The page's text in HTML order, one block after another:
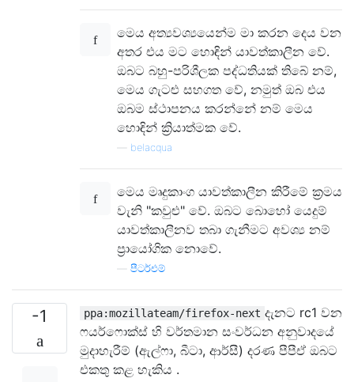
මෙය අත්‍යවශ්‍යයෙන්ම මා කරන දෙය වන
අතර එය මට හොඳින් යාවත්කාලීන වේ.
ඔබට බහු-පරිශීලක පද්ධතියක් තිබේ නම්,
මෙය ගැටළු සහගත වේ, නමුත් ඔබ එය
ඔබම ස්ථාපනය කරන්නේ නම් මෙය
හොඳින් ක්‍රියාත්මක වේ.
belacqua
මෙය මෘදුකාංග යාවත්කාලීන කිරීමේ ක්‍රමය
වැනි "කවුළු" වේ. ඔබට බොහෝ යෙදුම්
යාවත්කාලීනව තබා ගැනීමට අවශ්‍ය නම්
ප්‍රායෝගික නොවේ.
පීටර්එම්
-1 ppa:mozillateam/firefox-next දැනට rc1 වන
ෆයර්ෆොක්ස් හි වර්තමාන සංවර්ධන අනුවාදයේ
මුදාහැරීම් (ඇල්ෆා, බීටා, ආර්සී) දරණ පීපීඒ ඔබට
එකතු කළ හැකිය .